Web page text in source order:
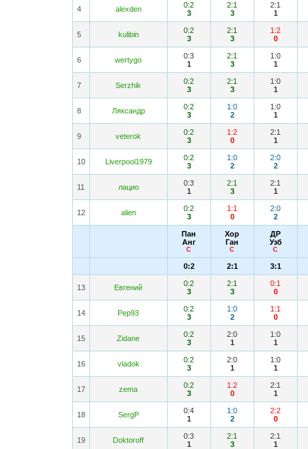
4 alexden
0:2
3
2:1
3
2:1
1
5 kulibin
0:2
3
2:1
3
1:2
0
6 wertygo
0:3
1
2:1
3
1:0
1
7 Serzhik
0:2
3
2:1
3
1:0
1
8 Ляксандр
0:2
3
1:0
2
1:0
1
9 veterok
0:2
3
1:2
0
2:1
1
10 Liverpool1979
0:2
3
1:0
2
2:0
2
11 лацио
0:3
1
2:1
3
2:1
1
12 alien
0:2
3
1:1
0
2:0
2
Пан
Анг
С
Хор
Ган
С
ДР
Узб
С
0:2 2:1 3:1
13 Евгений
0:2
3
2:1
3
0:1
0
14 Pep93
0:2
3
1:0
2
1:1
0
15 Zidane
0:2
3
2:0
1
1:0
1
16 vladok
0:2
3
2:0
1
1:0
1
17 zema
0:2
3
1:2
0
2:1
1
18 SergP
0:4
1
1:0
2
2:2
0
19 Doktoroff
0:3
1
2:1
3
2:1
1